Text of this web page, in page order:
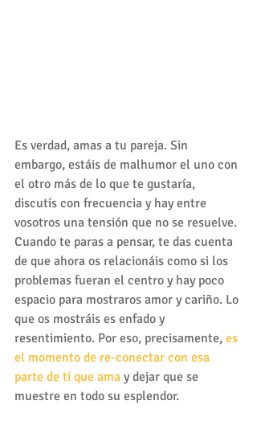
Es verdad, amas a tu pareja. Sin
embargo, estáis de malhumor el uno con
el otro más de lo que te gustaría,
discutís con frecuencia y hay entre
vosotros una tensión que no se resuelve.
Cuando te paras a pensar, te das cuenta
de que ahora os relacionáis como si los
problemas fueran el centro y hay poco
espacio para mostraros amor y cariño. Lo
que os mostráis es enfado y
resentimiento. Por eso, precisamente, es
el momento de re-conectar con esa
parte de ti que ama y dejar que se
muestre en todo su esplendor.